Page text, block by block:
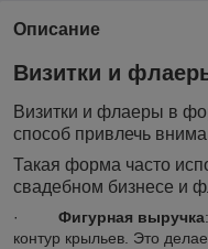
Описание
Визитки и
Визитки и флаеры в
способ привлечь
Такая форма часто
свадебном бизнесе и
· Фигурная выручка
контур крыльев. Это